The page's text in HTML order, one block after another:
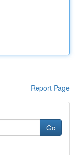
Report Page
Go